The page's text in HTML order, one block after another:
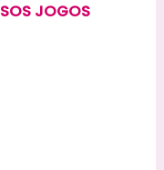
JOGOS